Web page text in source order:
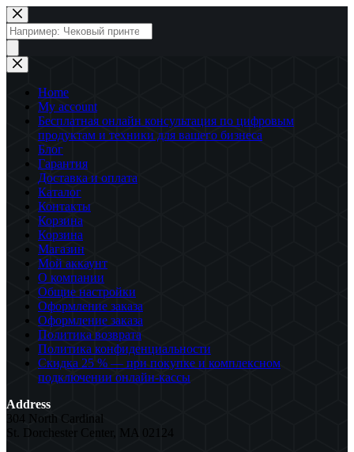
Перейти
к
сути
Поиск
товаров
Home
My account
Бесплатная онлайн консультация по цифровым
продуктам и техники для вашего бизнеса
Блог
Гарантия
Доставка и оплата
Каталог
Контакты
Корзина
Корзина
Магазин
Мой аккаунт
О компании
Общие настройки
Оформление заказа
Оформление заказа
Политика возврата
Политика конфиденциальности
Скидка 25 % — при покупке и комплексном
подключении онлайн-кассы
Address
304 North Cardinal
St. Dorchester Center, MA 02124